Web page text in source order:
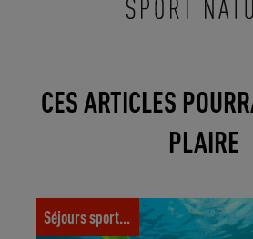
CES ARTICLES
PLAIRE
Bienvenue dans la grande
plongeurs(euses) de l’UCPA
Séjours sportifs